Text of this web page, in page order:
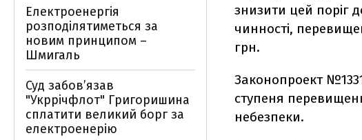
знизити цей поріг
чинності,
грн.
Законопроект
ступеня
небезпеки.
Електроенергія
розподілятиметься за
новим принципом –
Шмигаль
Суд забов’язав
"Укррічфлот" Григоришина
сплатити великий борг за
електроенерію